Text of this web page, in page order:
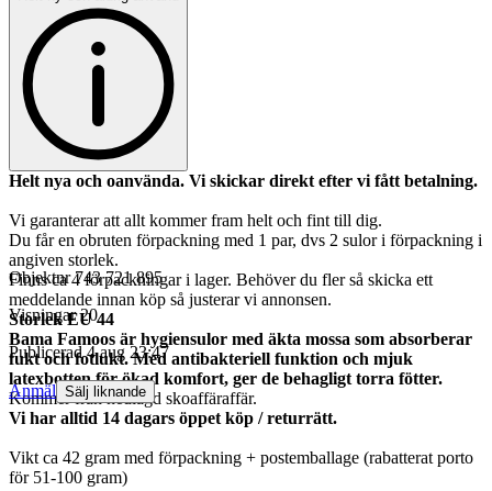
Helt nya och oanvända. Vi skickar direkt efter vi fått betalning.
Vi garanterar att allt kommer fram helt och fint till dig.
Du får en obruten förpackning med 1 par, dvs 2 sulor i förpackning i
angiven storlek.
Finns ca 4 förpackningar i lager. Behöver du fler så skicka ett
meddelande innan köp så justerar vi annonsen.
Storlek EU 44
Bama Famoos är hygiensulor med äkta mossa som absorberar
fukt och fotlukt. Med antibakteriell funktion och mjuk
latexbotten för ökad komfort, ger de behagligt torra fötter.
Kommer från nedlagd skoaffäraffär.
Vi har alltid 14 dagars öppet köp / returrätt.
Vikt ca 42 gram med förpackning + postemballage (rabatterat porto
för 51-100 gram)
Objektnr 743 721 895
Visningar 20
Publicerad 4 aug 23:47
Anmäl Sälj liknande